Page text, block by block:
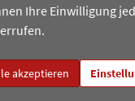
nehmen, Ersatzteile
per Smartphone
Bonuspunkte, zum
Ihre Einwilligung
akzeptieren